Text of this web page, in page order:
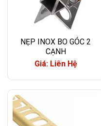
NẸP INOX BO GÓC 2
CẠNH
Giá: Liên Hệ